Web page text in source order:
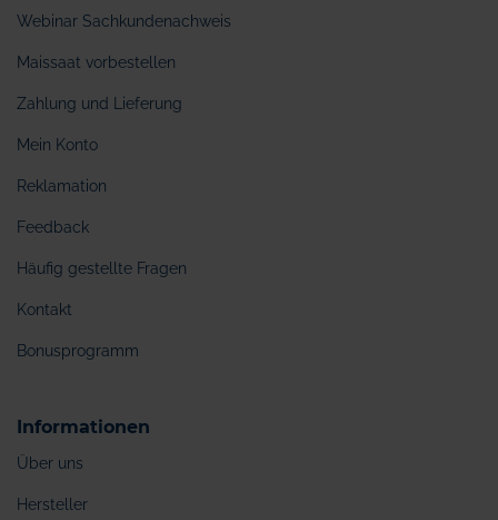
Webinar Sachkundenachweis
Maissaat vorbestellen
Zahlung und Lieferung
Mein Konto
Reklamation
Feedback
Häufig gestellte Fragen
Kontakt
Bonusprogramm
Informationen
Über uns
Hersteller